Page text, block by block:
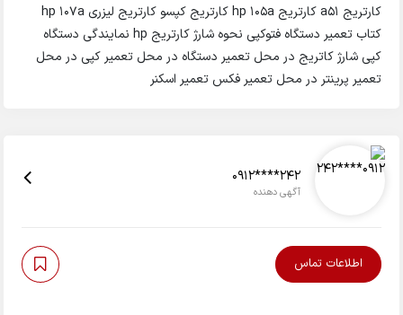
کارتریج a51 کارتریج hp 105a کارتریج کپسو کارتریج لیزری hp 107a
کتاب تعمیر دستگاه فتوکپی نحوه شارژ کارتریج hp نمایندگی دستگاه
کپی شارژ کاتریج در محل تعمیر دستگاه در محل تعمیر کپی در محل
تعمیر پرینتر در محل تعمیر فکس تعمیر اسکنر
0912****242
آگهی دهنده
اطلاعات تماس